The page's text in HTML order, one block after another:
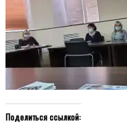
Поделиться ссылкой: